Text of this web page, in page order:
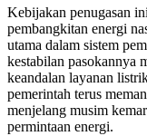
Kebijakan penugasan
pembangkitan energi
utama dalam sistem
kestabilan pasokannya
keandalan layanan
pemerintah terus
menjelang musim
permintaan energi.